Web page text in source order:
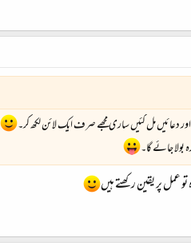
دعائیں مل گئیں ساری مجھے صرف ایک لائن لکھ کر۔
بولا جائے گا۔
عمل پر یقین رکھتے ہیں